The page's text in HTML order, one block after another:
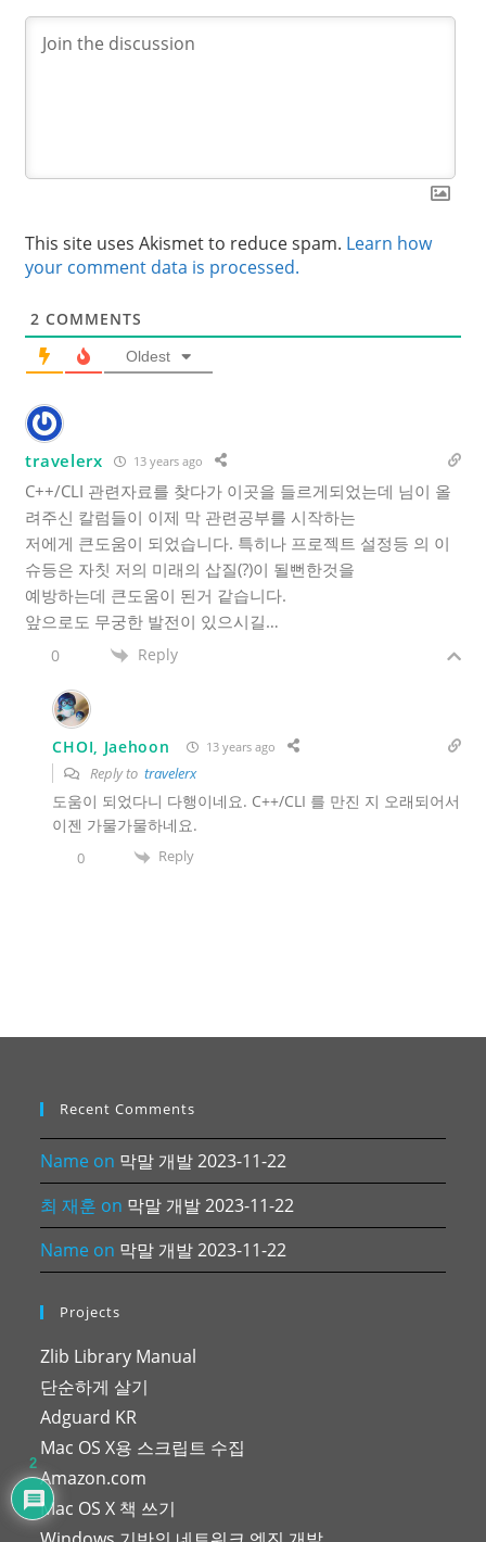
This site uses Akismet to reduce spam. Learn how
your comment data is processed.
2 COMMENTS
Oldest
travelerx 13 years ago
C++/CLI 관련자료를 찾다가 이곳을 들르게되었는데 님이 올
려주신 칼럼들이 이제 막 관련공부를 시작하는
저에게 큰도움이 되었습니다. 특히나 프로젝트 설정등 의 이
슈등은 자칫 저의 미래의 삽질(?)이 될뻔한것을
예방하는데 큰도움이 된거 같습니다.
앞으로도 무궁한 발전이 있으시길…
0 Reply
CHOI, Jaehoon 13 years ago
Reply totravelerx
도움이 되었다니 다행이네요. C++/CLI 를 만진 지 오래되어서
이젠 가물가물하네요.
0 Reply
Recent Comments
Name on 막말 개발 2023-11-22
최 재훈 on 막말 개발 2023-11-22
Name on 막말 개발 2023-11-22
Projects
Zlib Library Manual
단순하게 살기
Adguard KR
Mac OS X용 스크립트 수집
Amazon.com
Mac OS X 책 쓰기
2